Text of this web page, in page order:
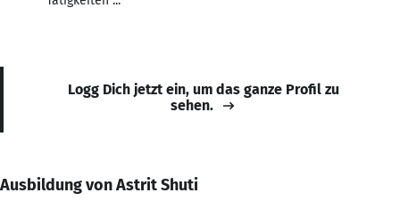
Logg Dich jetzt ein, um das ganze Profil zu
sehen.
Ausbildung von Astrit Shuti